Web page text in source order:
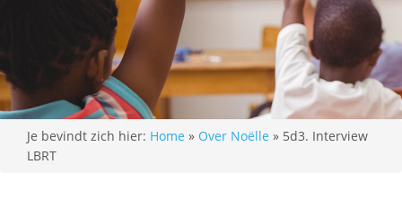
Je bevindt zich hier: Home » Over Noëlle » 5d3. Interview
LBRT